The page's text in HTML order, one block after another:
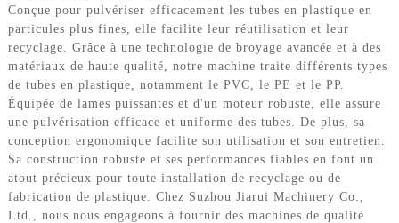
Conçue pour pulvériser efficacement les tubes en plastique en
particules plus fines, elle facilite leur réutilisation et leur
recyclage. Grâce à une technologie de broyage avancée et à des
matériaux de haute qualité, notre machine traite différents types
de tubes en plastique, notamment le PVC, le PE et le PP.
Équipée de lames puissantes et d'un moteur robuste, elle assure
une pulvérisation efficace et uniforme des tubes. De plus, sa
conception ergonomique facilite son utilisation et son entretien.
Sa construction robuste et ses performances fiables en font un
atout précieux pour toute installation de recyclage ou de
fabrication de plastique. Chez Suzhou Jiarui Machinery Co.,
Ltd., nous nous engageons à fournir des machines de qualité